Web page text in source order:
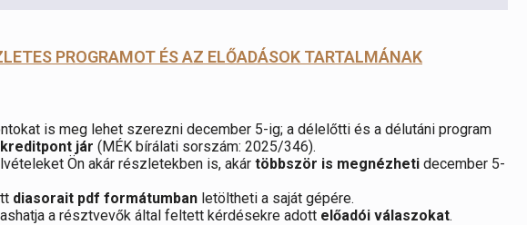
PROGRAMOT ÉS AZ ELŐADÁSOK TARTALMÁNAK
is meg lehet szerezni december 5-ig; a délelőtti és a délutáni program
jár (MÉK bírálati sorszám: 2025/346).
Ön akár részletekben is, akár többször is megnézheti december 5-
diasorait pdf formátumban letöltheti a saját gépére.
a résztvevők által feltett kérdésekre adott előadói válaszokat.